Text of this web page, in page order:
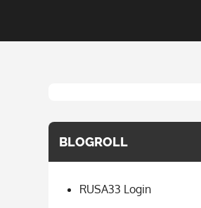
BLOGROLL
RUSA33 Login